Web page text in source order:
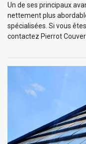
Un de ses principaux
nettement plus
spécialisées. Si vous
contactez Pierrot